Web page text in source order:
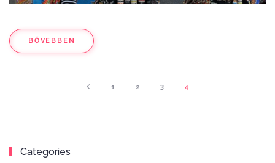
BŐVEBBEN
1 2 3 4
Categories